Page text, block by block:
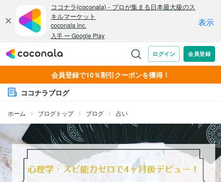
会員登録で10％割引クーポンを獲得！
ココナラブログ
ホーム ブログトップ ブログ 占い